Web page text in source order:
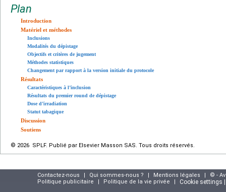
Plan
Introduction
Matériel et méthodes
Inclusions
Modalités du dépistage
Objectifs et critères de jugement
Méthodes statistiques
Changement par rapport à la version initiale du protocole
Résultats
Caractéristiques à l’inclusion
Résultats du premier round de dépistage
Dose d’irradiation
Statut tabagique
Discussion
Soutiens
© 2026 SPLF. Publié par Elsevier Masson SAS. Tous droits réservés.
Contactez-nous | Qui sommes-nous ? | Mentions légales |
© -
Politique publicitaire
| Politique de la vie privée | Cookie settings